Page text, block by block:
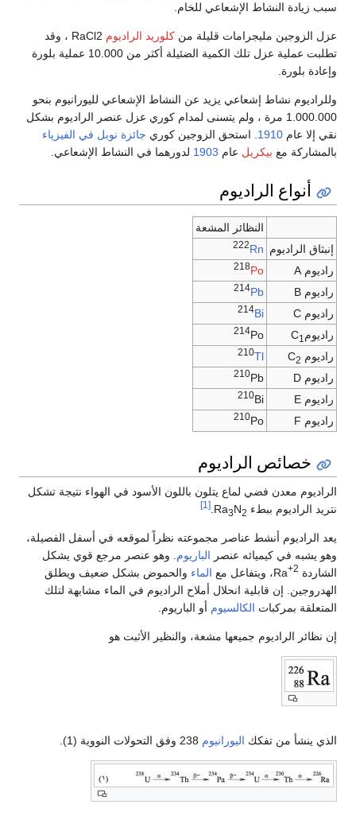
سبب زيادة النشاط الإشعاعي للخام.
عزل الزوجين مليجرامات قليلة من كلوريد الراديوم
RaCl2 ، وقد
تطلبت عملية عزل تلك الكمية الضئيلة أكثر من 10.000 عملية بلورة
وإعادة بلورة.
وللراديوم نشاط إشعاعي يزيد عن النشاط الإشعاعي لليورانيوم بنحو
1.000.000 مرة ، ولم يتسنى لمدام كوري عزل عنصر الراديوم بشكل
نقي إلا عام 1910. استحق الزوجين كوري جائزة نوبل في الفيزياء
بالمشاركة مع بيكريل عام 1903 لدورهما في النشاط الإشعاعي.
أنواع الراديوم
النظائر المشعة
إنبثاق الراديوم
222Rn
راديوم A
218Po
راديوم B
214Pb
راديوم C
214Bi
راديومC 1
214Po
راديوم C 2
210Tl
راديوم D
210Pb
راديوم E
210Bi
راديوم F
210Po
خصائص الراديوم
الراديوم معدن فضي لماع يتلون باللون الأسود في الهواء نتيجة تشكل
نتريد الراديوم ببطء Ra
3N2
[1]
يعد الراديوم أنشط عناصر مجموعته نظراً لموقعه في أسفل الفصيلة،
وهو يشبه في كيميائه عنصر الباريوم . وهو عنصر مرجع قوي يشكل
الشاردة Ra +2 ، ويتفاعل مع الماء والحموض بشكل ضعيف ويطلق
الهدروجين. إن قابلية انحلال أملاح الراديوم في الماء مشابهة لتلك
المتعلقة بمركبات الكالسيوم أو الباريوم.
إن نظائر الراديوم جميعها مشعة، والنظير الأثبت هو
الذي ينشأ من تفكك اليورانيوم